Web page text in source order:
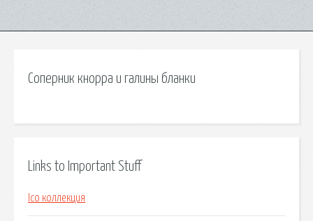
Соперник кнорра и галины бланки
Links to Important Stuff
Ico коллекция